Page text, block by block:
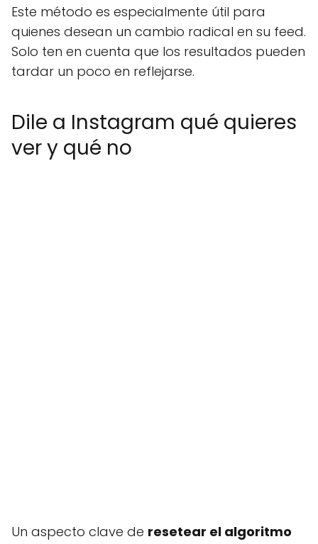
Este método es especialmente útil para
quienes desean un cambio radical en su feed.
Solo ten en cuenta que los resultados pueden
tardar un poco en reflejarse.
Dile a Instagram qué quieres
ver y qué no
Un aspecto clave de resetear el algoritmo